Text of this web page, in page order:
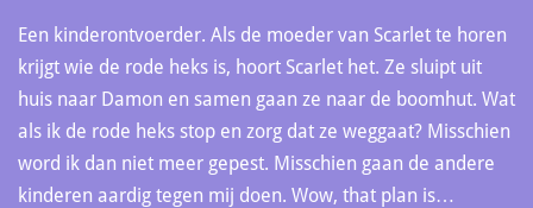
Een kinderontvoerder. Als de moeder van Scarlet te horen
krijgt wie de rode heks is, hoort Scarlet het. Ze sluipt uit
huis naar Damon en samen gaan ze naar de boomhut. Wat
als ik de rode heks stop en zorg dat ze weggaat? Misschien
word ik dan niet meer gepest. Misschien gaan de andere
kinderen aardig tegen mij doen. Wow, that plan is…